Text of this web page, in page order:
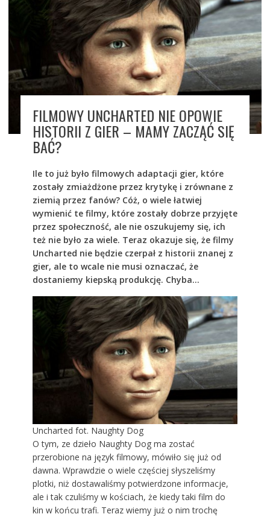
FILMOWY UNCHARTED NIE OPOWIE
HISTORII Z GIER – MAMY ZACZĄĆ SIĘ
BAĆ?
Ile to już było filmowych adaptacji gier, które
zostały zmiażdżone przez krytykę i zrównane z
ziemią przez fanów? Cóż, o wiele łatwiej
wymienić te filmy, które zostały dobrze przyjęte
przez społeczność, ale nie oszukujemy się, ich
też nie było za wiele. Teraz okazuje się, że filmy
Uncharted nie będzie czerpał z historii znanej z
gier, ale to wcale nie musi oznaczać, że
dostaniemy kiepską produkcję. Chyba…
Uncharted fot. Naughty Dog
O tym, ze dzieło Naughty Dog ma zostać
przerobione na język filmowy, mówiło się już od
dawna. Wprawdzie o wiele częściej słyszeliśmy
plotki, niż dostawaliśmy potwierdzone informacje,
ale i tak czuliśmy w kościach, że kiedy taki film do
kin w końcu trafi. Teraz wiemy już o nim trochę